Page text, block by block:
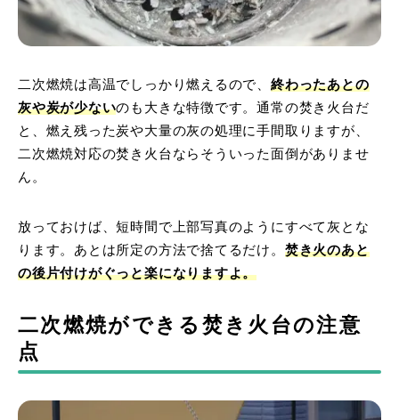
二次燃焼は高温でしっかり燃えるので、終わったあとの
灰や炭が少ないのも大きな特徴です。通常の焚き火台だ
と、燃え残った炭や大量の灰の処理に手間取りますが、
二次燃焼対応の焚き火台ならそういった面倒がありませ
ん。
放っておけば、短時間で上部写真のようにすべて灰とな
ります。あとは所定の方法で捨てるだけ。 焚き火のあと
の後片付けがぐっと楽になりますよ。
二次燃焼ができる焚き火台の注意
点